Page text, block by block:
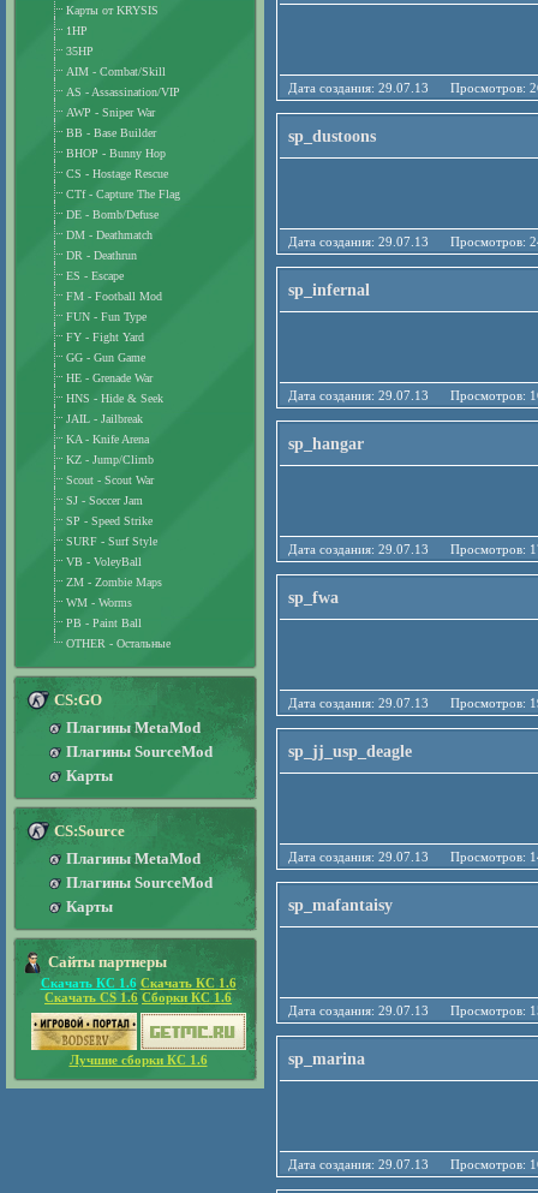
Дата создания: 29.07.13
sp_dustoons
Дата создания: 29.07.13
sp_infernal
Дата создания: 29.07.13
sp_hangar
Дата создания: 29.07.13
sp_fwa
Дата создания: 29.07.13
sp_jj_usp_deagle
Дата создания: 29.07.13
sp_mafantaisy
Дата создания: 29.07.13
sp_marina
Дата создания: 29.07.13
Карты от KRYSIS
1HP
35HP
AIM - Combat/Skill
AS - Assassination/VIP
AWP - Sniper War
BB - Base Builder
BHOP - Bunny Hop
CS - Hostage Rescue
CTf - Capture The Flag
DE - Bomb/Defuse
DM - Deathmatch
DR - Deathrun
ES - Escape
FM - Football Mod
FUN - Fun Type
FY - Fight Yard
GG - Gun Game
HE - Grenade War
HNS - Hide & Seek
JAIL - Jailbreak
KA - Knife Arena
KZ - Jump/Climb
Scout - Scout War
SJ - Soccer Jam
SP - Speed Strike
SURF - Surf Style
VB - VoleyBall
ZM - Zombie Maps
WM - Worms
PB - Paint Ball
OTHER - Остальные
CS:GO
Плагины MetaMod
Плагины SourceMod
Карты
CS:Source
Плагины MetaMod
Плагины SourceMod
Карты
Сайты партнеры
Скачать КС 1.6 Скачать КС 1.6
Скачать CS 1.6 Сборки КС 1.6
Лучшие сборки КС 1.6